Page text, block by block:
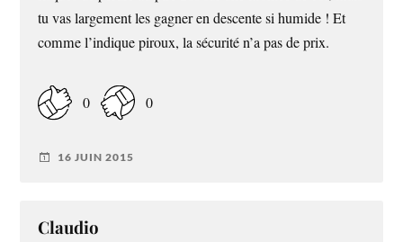
tu vas largement les gagner en descente si humide ! Et
comme l’indique piroux, la sécurité n’a pas de prix.
0 0
16 JUIN 2015
Claudio